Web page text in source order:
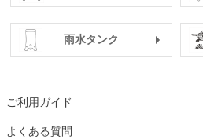
雨水タンク
ご利用ガイド
よくある質問